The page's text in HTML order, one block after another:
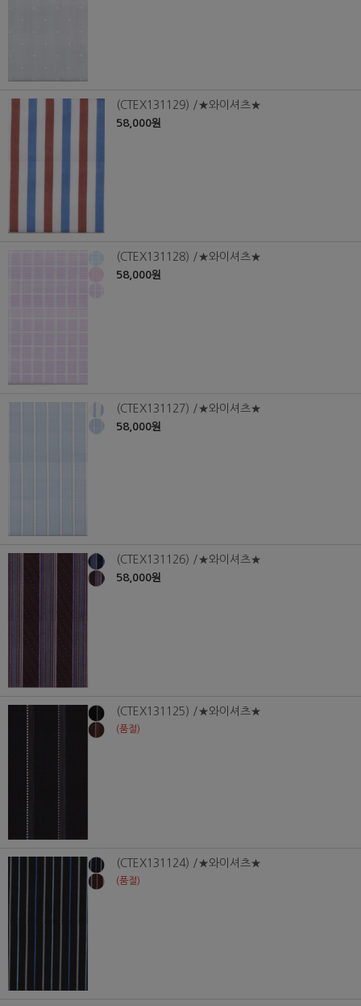
(CTEX131129) /★와이셔츠★
58,000원
(CTEX131128) /★와이셔츠★
58,000원
(CTEX131127) /★와이셔츠★
58,000원
(CTEX131126) /★와이셔츠★
58,000원
(CTEX131125) /★와이셔츠★
(품절)
(CTEX131124) /★와이셔츠★
(품절)